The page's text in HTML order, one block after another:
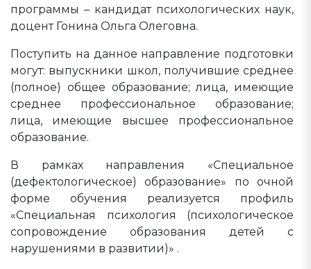
программы – кандидат психологических наук,
доцент Гонина Ольга Олеговна.
Поступить на данное направление подготовки
могут: выпускники школ, получившие среднее
(полное) общее образование; лица, имеющие
среднее профессиональное образование;
лица, имеющие высшее профессиональное
образование.
В рамках направления «Специальное
(дефектологическое) образование» по очной
форме обучения реализуется профиль
«Специальная психология (психологическое
сопровождение образования детей с
нарушениями в развитии)» .